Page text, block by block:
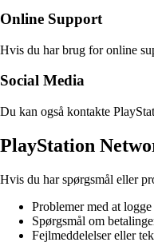
Online Support
Hvis du har brug for online
Social Media
Du kan også kontakte
PlayStation
Hvis du har spørgsmål eller
Problemer med at
Spørgsmål om
Fejlmeddelelser eller